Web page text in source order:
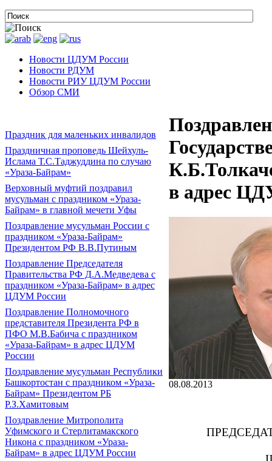
Новости ЦДУМ России
Новости РДУМ
Новости РИУ ЦДУМ России
Обзор СМИ
Праздник для маленьких инвалидов
Праздничная проповедь Шейхуль-
Ислама Т.С.Таджуддина по случаю
«Ураза-Байрам»
Верховный муфтий поздравил
мусульман с праздником «Ураза-
Байрам» в главной мечети Уфы
Поздравление мусульман России с
праздником «Ураза-Байрам»
Президентом РФ В.В.Путиным
Поздравление Председателя
Правительства РФ Д.А.Медведева с
праздником «Ураза-Байрам» в адрес
ЦДУМ России
Поздравление Полномочного
представителя Президента РФ в
ПФО М.В.Бабича с праздником
«Ураза-Байрам» в адрес ЦДУМ
России
Поздравление мусульман Республики
Башкортостан с праздником «Ураза-
Байрам» Президентом РБ
Р.З.Хамитовым
Поздравление Митрополита
Уфимского и Стерлитамакского
Никона с праздником «Ураза-
Байрам» в адрес ЦДУМ России
в адрес
08.08.2013